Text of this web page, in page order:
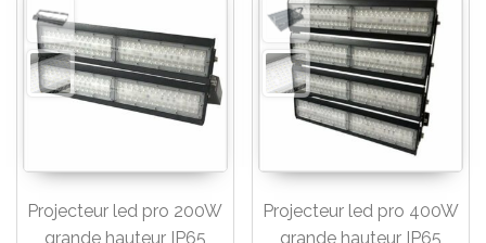
Projecteur led pro 200W
grande hauteur IP65
Projecteur led pro 400W
grande hauteur IP65